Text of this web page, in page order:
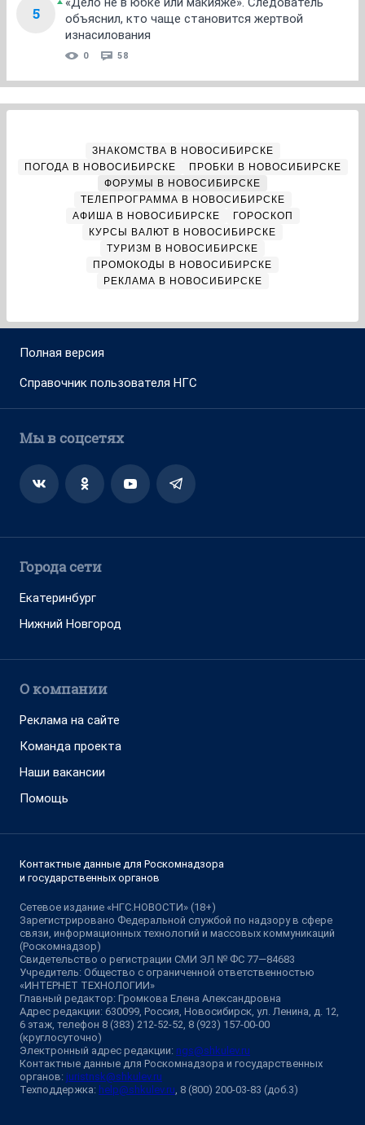
5
объяснил, кто чаще становится жертвой
изнасилования
0 58
ЗНАКОМСТВА В НОВОСИБИРСКЕ
ПОГОДА В НОВОСИБИРСКЕ
ПРОБКИ В НОВОСИБИРСКЕ
ФОРУМЫ В НОВОСИБИРСКЕ
ТЕЛЕПРОГРАММА В НОВОСИБИРСКЕ
АФИША В НОВОСИБИРСКЕ
ГОРОСКОП
КУРСЫ ВАЛЮТ В НОВОСИБИРСКЕ
ТУРИЗМ В НОВОСИБИРСКЕ
ПРОМОКОДЫ В НОВОСИБИРСКЕ
РЕКЛАМА В НОВОСИБИРСКЕ
Полная версия
Справочник пользователя НГС
Мы в соцсетях
Города сети
Екатеринбург
Нижний Новгород
О компании
Реклама на сайте
Команда проекта
Наши вакансии
Помощь
Контактные данные для Роскомнадзора
и государственных органов
Сетевое издание «НГС.НОВОСТИ» (18+)
Зарегистрировано Федеральной службой по надзору в сфере
связи, информационных технологий и массовых коммуникаций
(Роскомнадзор)
Свидетельство о регистрации СМИ ЭЛ № ФС 77—84683
Учредитель: Общество с ограниченной ответственностью
«ИНТЕРНЕТ ТЕХНОЛОГИИ»
Главный редактор: Громкова Елена Александровна
Адрес редакции: 630099, Россия, Новосибирск, ул. Ленина, д. 12,
6 этаж, телефон 8 (383) 212-52-52, 8 (923) 157-00-00
(круглосуточно)
Электронный адрес редакции: ngs@shkulev.ru
Контактные данные для Роскомнадзора и государственных
органов: juristnsk@shkulev.ru
Техподдержка: help@shkulev.ru, 8 (800) 200-03-83 (доб.3)